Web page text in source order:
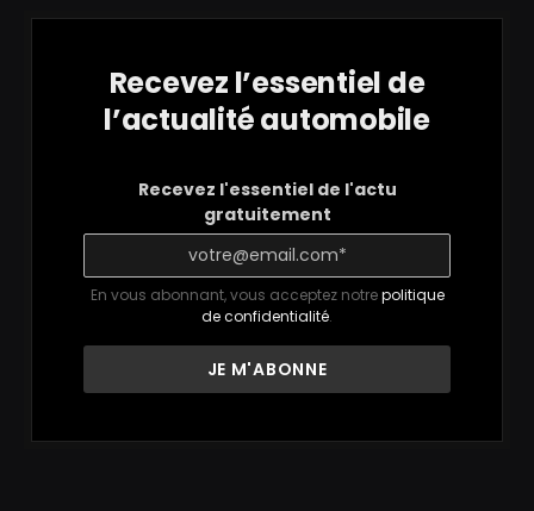
Recevez l’essentiel de
l’actualité automobile
Recevez l'essentiel de l'actu
gratuitement
En vous abonnant, vous acceptez notrepolitique
de confidentialité.